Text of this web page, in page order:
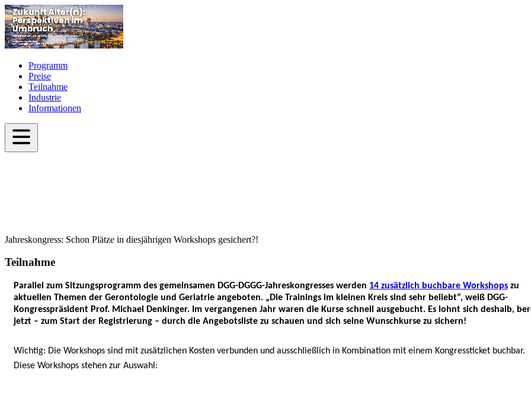
Programm
Preise
Teilnahme
Industrie
Informationen
Jahreskongress: Schon Plätze in diesjährigen Workshops gesichert?!
Teilnahme
Parallel zum Sitzungsprogramm des gemeinsamen DGG-DGGG-Jahreskongresses werden 14 zusätzlich buchbare Workshops zu
aktuellen Themen der Gerontologie und Geriatrie angeboten. „Die Trainings im kleinen Kreis sind sehr beliebt“, weiß DGG-
Kongresspräsident Prof. Michael Denkinger. Im vergangenen Jahr waren die Kurse schnell ausgebucht. Es lohnt sich deshalb,
jetzt – zum Start der Registrierung – durch die Angebotsliste zu schauen und sich seine Wunschkurse zu sichern!
Wichtig: Die Workshops sind mit zusätzlichen Kosten verbunden und ausschließlich in Kombination mit einem Kongressticket buchbar.
Diese Workshops stehen zur Auswahl: